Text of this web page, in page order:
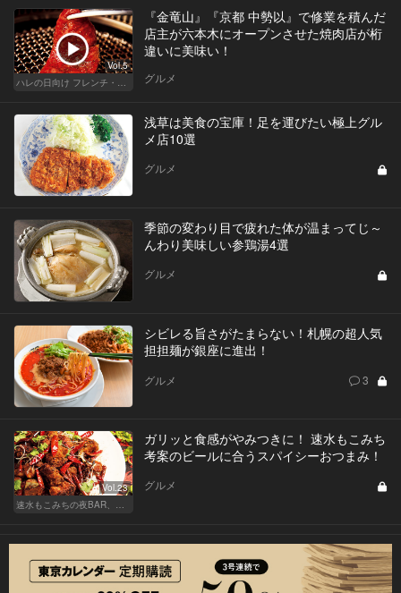
Vol.5
ハレの日向け フレンチ・高級店
『金竜山』『京都 中勢以』で修業を積んだ
店主が六本木にオープンさせた焼肉店が桁
違いに美味い！
グルメ
浅草は美食の宝庫！足を運びたい極上グル
メ店10選
グルメ
季節の変わり目で疲れた体が温まってじ～
んわり美味しい参鶏湯4選
グルメ
シビレる旨さがたまらない！札幌の超人気
担担麺が銀座に進出！
グルメ 3
Vol.23
速水もこみちの夜BAR、夜メシ、夜レシピ
ガリッと食感がやみつきに！ 速水もこみち
考案のビールに合うスパイシーおつまみ！
グルメ